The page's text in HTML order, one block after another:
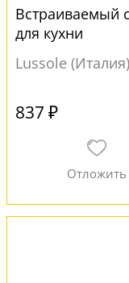
Встраиваемый
для кухни
Lussole (Италия)
837 ₽